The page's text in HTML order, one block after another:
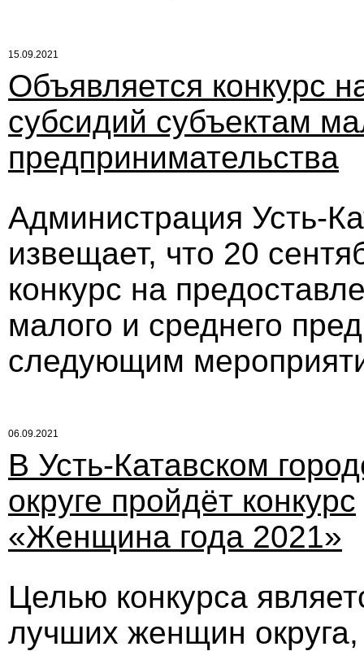
15.09.2021
Объявляется конкурс
субсидий субъектам
предпринимательства
Администрация Усть-
извещает, что 20
конкурс на
малого и среднего
следующим
06.09.2021
В Усть-Катавском
округе пройдёт конкурс
«Женщина года 2021»
Целью конкурса
лучших женщин